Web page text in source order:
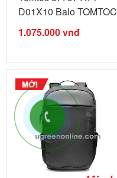
D01X10 Balo TOMTOC
Unisex travel ...
1.075.000vnđ